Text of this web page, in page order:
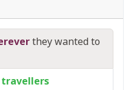
they wanted to
travellers